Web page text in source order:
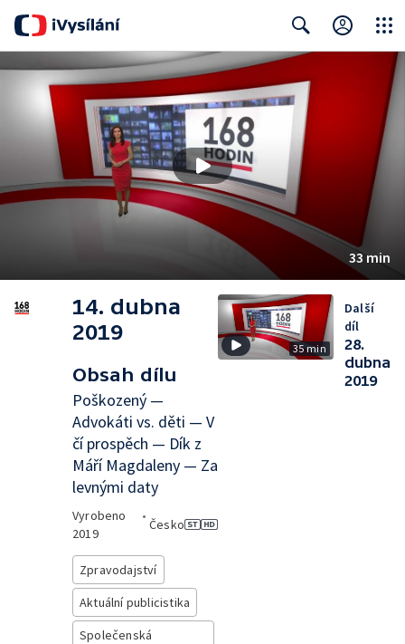
Search Close
33 min
14. dubna
2019
Obsah dílu
Poškozený —
Advokáti vs. děti — V
čí prospěch — Dík z
Máří Magdaleny — Za
levnými daty
Vyrobeno
2019
•
Česko
Zpravodajství
Aktuální publicistika
Společenská
35 min
Další
díl
28.
dubna
2019